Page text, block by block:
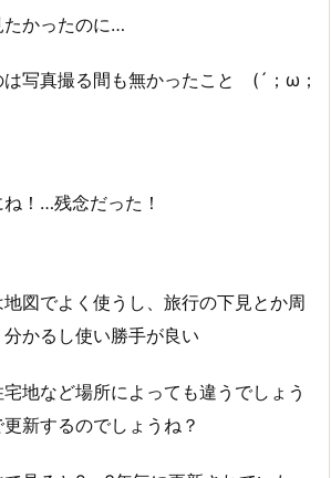
たかったのに…
は写真撮る間も無かったこと (´；ω；
！…残念だった！
図でよく使うし、旅行の下見とか周
かるし使い勝手が良い
地など場所によっても違うでしょう
新するのでしょうね？